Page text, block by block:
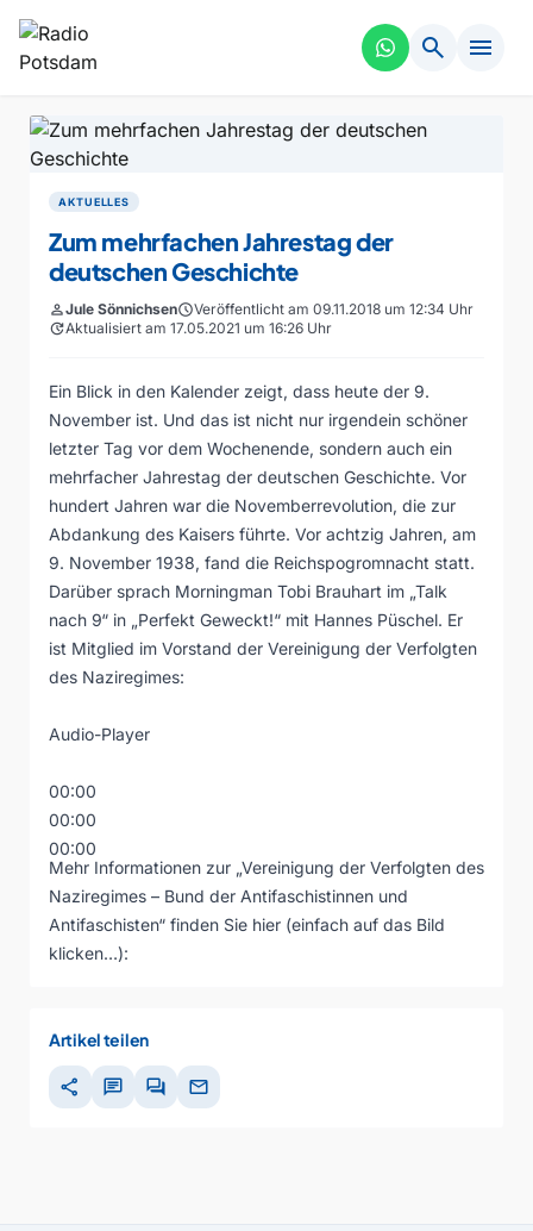
search menu
AKTUELLES
Zum mehrfachen Jahrestag der
deutschen Geschichte
personJule SönnichsenscheduleVeröffentlicht am 09.11.2018 um 12:34 Uhr
updateAktualisiert am 17.05.2021 um 16:26 Uhr
Ein Blick in den Kalender zeigt, dass heute der 9.
November ist. Und das ist nicht nur irgendein schöner
letzter Tag vor dem Wochenende, sondern auch ein
mehrfacher Jahrestag der deutschen Geschichte. Vor
hundert Jahren war die Novemberrevolution, die zur
Abdankung des Kaisers führte. Vor achtzig Jahren, am
9. November 1938, fand die Reichspogromnacht statt.
Darüber sprach Morningman Tobi Brauhart im „Talk
nach 9“ in „Perfekt Geweckt!“ mit Hannes Püschel. Er
ist Mitglied im Vorstand der Vereinigung der Verfolgten
des Naziregimes:
Audio-Player
00:00
00:00
00:00
Mehr Informationen zur „Vereinigung der Verfolgten des
Naziregimes – Bund der Antifaschistinnen und
Antifaschisten“ finden Sie hier (einfach auf das Bild
klicken…):
Artikel teilen
share chat forum mail